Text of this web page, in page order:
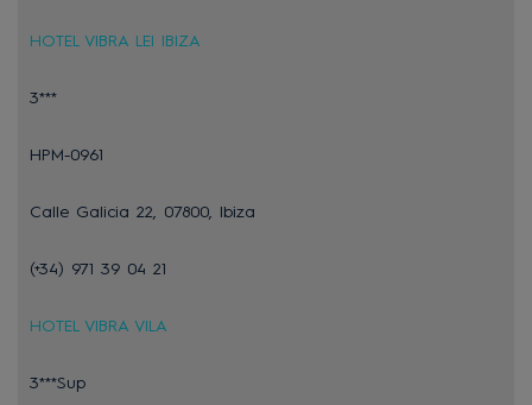
HOTEL VIBRA LEI IBIZA
3***
HPM-0961
Calle Galicia 22, 07800, Ibiza
(+34) 971 39 04 21
HOTEL VIBRA VILA
3***Sup